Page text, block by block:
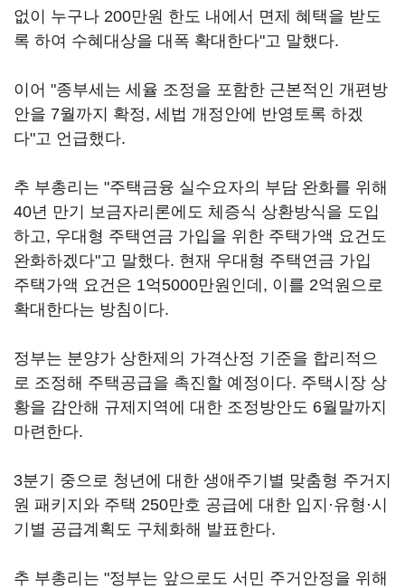
없이 누구나 200만원 한도 내에서 면제 혜택을 받도
록 하여 수혜대상을 대폭 확대한다"고 말했다.
이어 "종부세는 세율 조정을 포함한 근본적인 개편방
안을 7월까지 확정, 세법 개정안에 반영토록 하겠
다"고 언급했다.
추 부총리는 "주택금융 실수요자의 부담 완화를 위해
40년 만기 보금자리론에도 체증식 상환방식을 도입
하고, 우대형 주택연금 가입을 위한 주택가액 요건도
완화하겠다"고 말했다. 현재 우대형 주택연금 가입
주택가액 요건은 1억5000만원인데, 이를 2억원으로
확대한다는 방침이다.
정부는 분양가 상한제의 가격산정 기준을 합리적으
로 조정해 주택공급을 촉진할 예정이다. 주택시장 상
황을 감안해 규제지역에 대한 조정방안도 6월말까지
마련한다.
3분기 중으로 청년에 대한 생애주기별 맞춤형 주거지
원 패키지와 주택 250만호 공급에 대한 입지·유형·시
기별 공급계획도 구체화해 발표한다.
추 부총리는 "정부는 앞으로도 서민 주거안정을 위해